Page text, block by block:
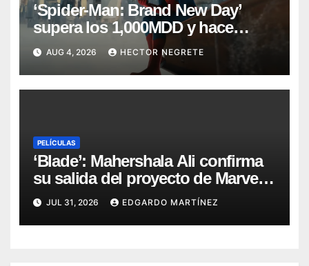
‘Spider-Man: Brand New Day’
supera los 1,000MDD y hace
historia en taquilla
AUG 4, 2026 HECTOR NEGRETE
PELÍCULAS
‘Blade’: Mahershala Ali confirma
su salida del proyecto de Marvel
Studios
JUL 31, 2026 EDGARDO MARTÍNEZ